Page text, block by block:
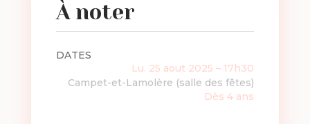
À noter
DATES
Lu. 25 aout 2025 – 17h30
Campet-et-Lamolère (salle des fêtes)
Dès 4 ans